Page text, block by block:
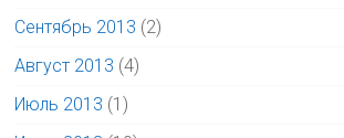
Сентябрь 2013 (2)
Август 2013 (4)
Июль 2013 (1)